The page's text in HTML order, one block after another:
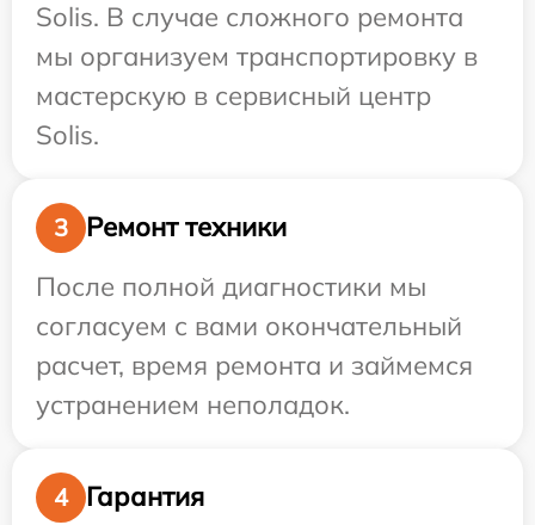
Solis. В случае сложного ремонта
мы организуем транспортировку в
мастерскую в сервисный центр
Solis.
3
Ремонт техники
После полной диагностики мы
согласуем с вами окончательный
расчет, время ремонта и займемся
устранением неполадок.
4
Гарантия